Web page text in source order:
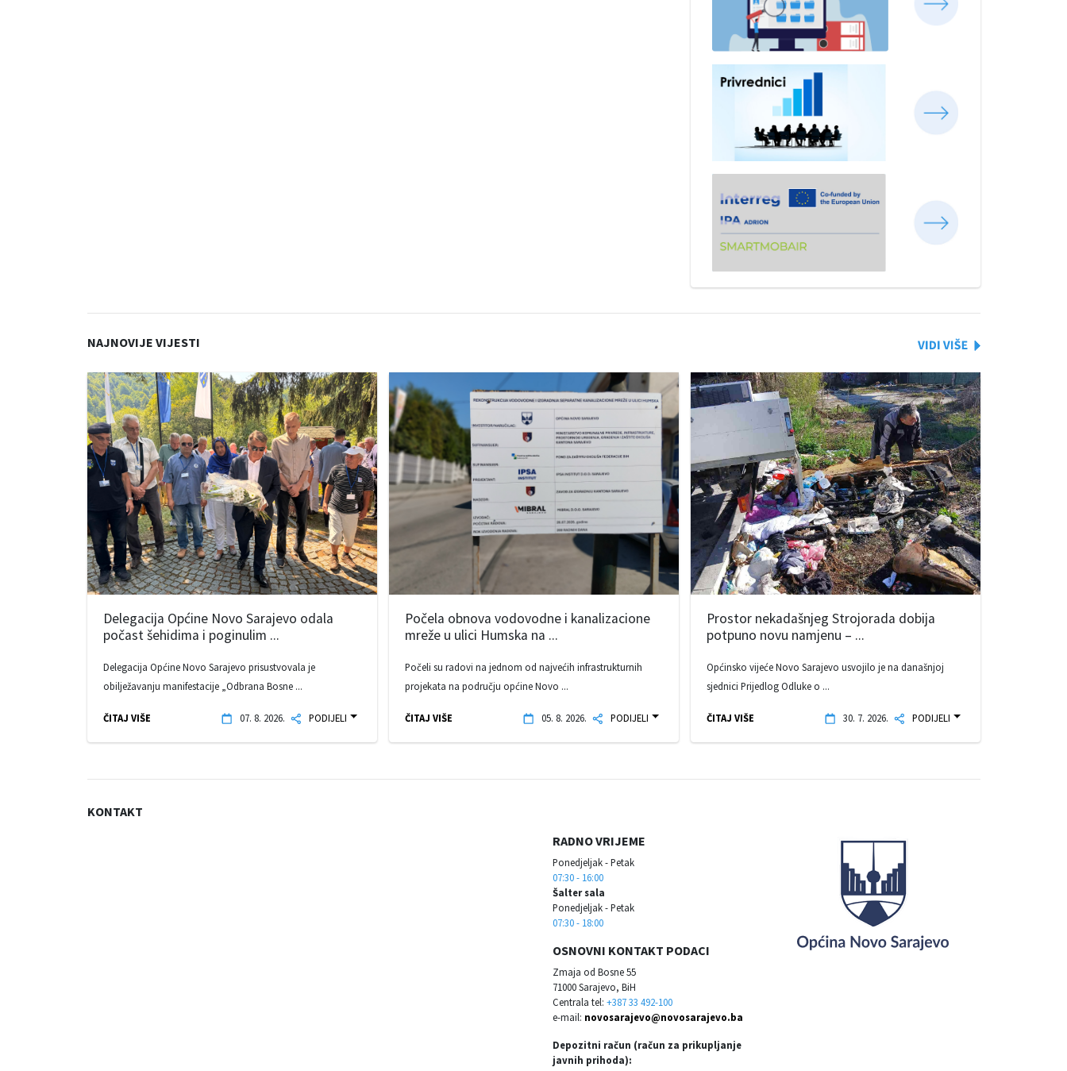
NAJNOVIJE VIJESTI
Delegacija Općine Novo Sarajevo odala
počast šehidima i poginulim ...
Delegacija Općine Novo Sarajevo prisustvovala je
obilježavanju manifestacije „Odbrana Bosne ...
ČITAJ VIŠE 07. 8. 2026. PODIJELI
Počela obnova vodovodne i kanalizacione
mreže u ulici Humska na ...
Počeli su radovi na jednom od najvećih infrastrukturnih
projekata na području općine Novo ...
ČITAJ VIŠE 05. 8. 2026. PODIJELI
Prostor nekadašnjeg Strojorada dobija
potpuno novu namjenu – ...
Općinsko vijeće Novo Sarajevo usvojilo je na današnjoj
sjednici Prijedlog Odluke o ...
ČITAJ VIŠE 30. 7. 2026. PODIJELI
KONTAKT
RADNO VRIJEME
Ponedjeljak - Petak
07:30 - 16:00
Šalter sala
Ponedjeljak - Petak
07:30 - 18:00
OSNOVNI KONTAKT PODACI
Zmaja od Bosne 55
71000 Sarajevo, BiH
Centrala tel: +387 33 492-100
e-mail: novosarajevo@novosarajevo.ba
Depozitni račun (račun za prikupljanje
javnih prihoda):